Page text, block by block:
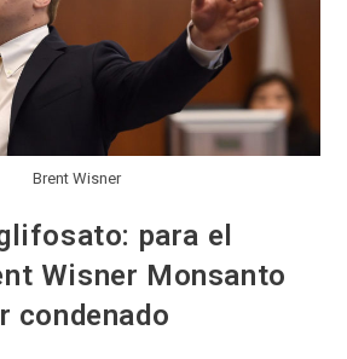
Brent Wisner
para el
Wisner Monsanto
condenado